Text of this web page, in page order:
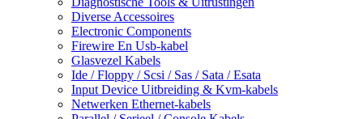
Diverse Accessoires
Electronic Components
Firewire En Usb-kabel
Glasvezel Kabels
Ide / Floppy / Scsi / Sas / Sata / Esata
Input Device Uitbreiding & Kvm-kabels
Netwerken Ethernet-kabels